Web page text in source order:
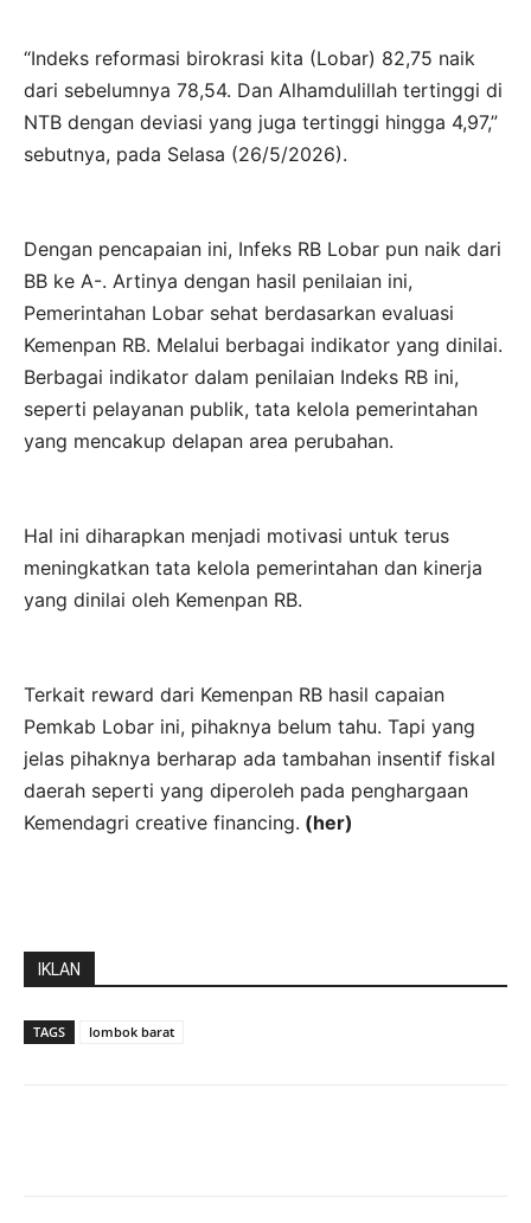
“Indeks reformasi birokrasi kita (Lobar) 82,75 naik
dari sebelumnya 78,54. Dan Alhamdulillah tertinggi di
NTB dengan deviasi yang juga tertinggi hingga 4,97,”
sebutnya, pada Selasa (26/5/2026).
Dengan pencapaian ini, Infeks RB Lobar pun naik dari
BB ke A-. Artinya dengan hasil penilaian ini,
Pemerintahan Lobar sehat berdasarkan evaluasi
Kemenpan RB. Melalui berbagai indikator yang dinilai.
Berbagai indikator dalam penilaian Indeks RB ini,
seperti pelayanan publik, tata kelola pemerintahan
yang mencakup delapan area perubahan.
Hal ini diharapkan menjadi motivasi untuk terus
meningkatkan tata kelola pemerintahan dan kinerja
yang dinilai oleh Kemenpan RB.
Terkait reward dari Kemenpan RB hasil capaian
Pemkab Lobar ini, pihaknya belum tahu. Tapi yang
jelas pihaknya berharap ada tambahan insentif fiskal
daerah seperti yang diperoleh pada penghargaan
Kemendagri creative financing. (her)
IKLAN
TAGS lombok barat